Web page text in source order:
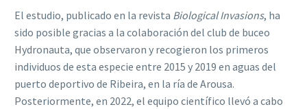
El estudio, publicado en la revista Biological Invasions, ha
sido posible gracias a la colaboración del club de buceo
Hydronauta, que observaron y recogieron los primeros
individuos de esta especie entre 2015 y 2019 en aguas del
puerto deportivo de Ribeira, en la ría de Arousa.
Posteriormente, en 2022, el equipo científico llevó a cabo